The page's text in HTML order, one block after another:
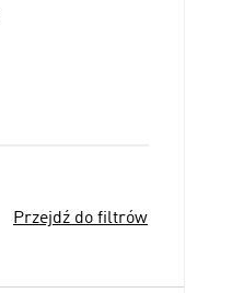
Przejdź do filtrów